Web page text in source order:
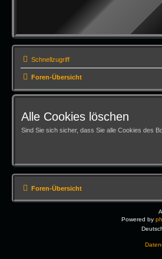
Schnellzugriff
Foren-Übersicht
Alle Cookies löschen
Sind Sie sich sicher, dass Sie alle Cookies des
Foren-Übersicht
Powered by